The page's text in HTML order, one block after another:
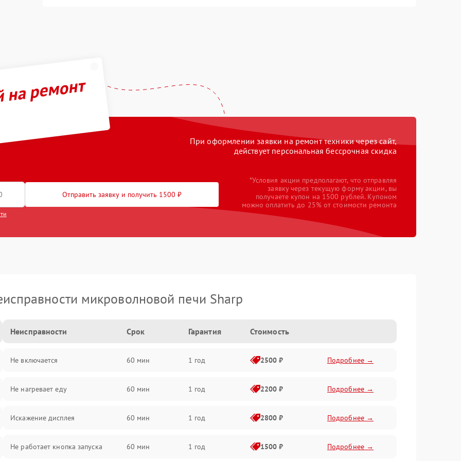
ремонт
При оформлении заявки на ремонт техники через сайт,
действует персональная бессрочная скидка
Отправить заявку и получить 1500 ₽
*Условия акции предполагают, что отправляя
заявку через текущую форму акции, вы
получаете купон на 1500 рублей. Купоном
можно оплатить до 25% от стоимости ремонта
микроволновой печи Sharp
Неисправности Срок Гарантия Стоимость
Не включается 60 мин 1 год 2500 ₽ Подробнее →
Не нагревает еду 60 мин 1 год 2200 ₽ Подробнее →
Искажение дисплея 60 мин 1 год 2800 ₽ Подробнее →
Не работает кнопка запуска 60 мин 1 год 1500 ₽ Подробнее →